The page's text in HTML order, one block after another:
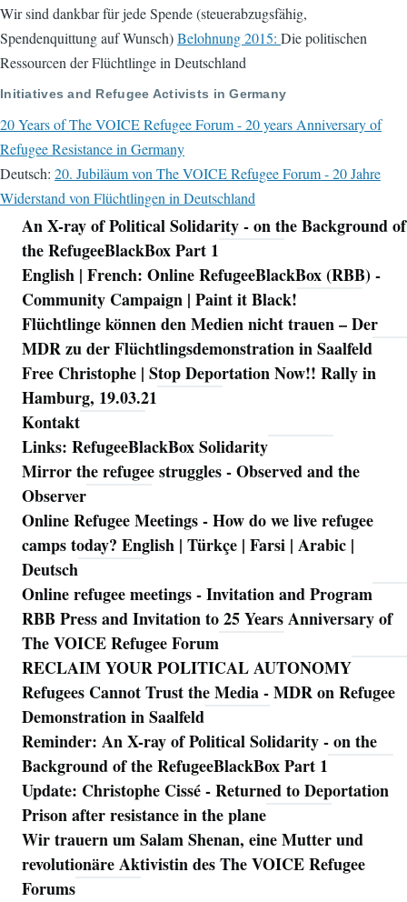
Wir sind dankbar für jede Spende (steuerabzugsfähig,
Spendenquittung auf Wunsch)Belohnung 2015: Die politischen
Ressourcen der Flüchtlinge in Deutschland
Initiatives and Refugee Activists in Germany
20 Years of The VOICE Refugee Forum - 20 years Anniversary of
Refugee Resistance in Germany
Deutsch: 20. Jubiläum von The VOICE Refugee Forum - 20 Jahre
Widerstand von Flüchtlingen in Deutschland
Navigation
An X-ray of Political Solidarity - on the Background of
the RefugeeBlackBox Part 1
English | French: Online RefugeeBlackBox (RBB) -
Community Campaign | Paint it Black!
Flüchtlinge können den Medien nicht trauen – Der
MDR zu der Flüchtlingsdemonstration in Saalfeld
Free Christophe | Stop Deportation Now!! Rally in
Hamburg, 19.03.21
Kontakt
Links: RefugeeBlackBox Solidarity
Mirror the refugee struggles - Observed and the
Observer
Online Refugee Meetings - How do we live refugee
camps today? English | Türkçe | Farsi | Arabic |
Deutsch
Online refugee meetings - Invitation and Program
RBB Press and Invitation to 25 Years Anniversary of
The VOICE Refugee Forum
RECLAIM YOUR POLITICAL AUTONOMY
Refugees Cannot Trust the Media - MDR on Refugee
Demonstration in Saalfeld
Reminder: An X-ray of Political Solidarity - on the
Background of the RefugeeBlackBox Part 1
Update: Christophe Cissé - Returned to Deportation
Prison after resistance in the plane
Wir trauern um Salam Shenan, eine Mutter und
revolutionäre Aktivistin des The VOICE Refugee
Forums